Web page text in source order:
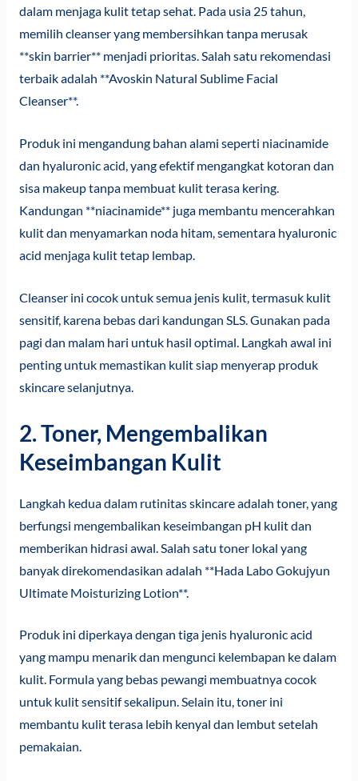
dalam menjaga kulit tetap sehat. Pada usia 25 tahun,
memilih cleanser yang membersihkan tanpa merusak
**skin barrier** menjadi prioritas. Salah satu rekomendasi
terbaik adalah **Avoskin Natural Sublime Facial
Cleanser**.
Produk ini mengandung bahan alami seperti niacinamide
dan hyaluronic acid, yang efektif mengangkat kotoran dan
sisa makeup tanpa membuat kulit terasa kering.
Kandungan **niacinamide** juga membantu mencerahkan
kulit dan menyamarkan noda hitam, sementara hyaluronic
acid menjaga kulit tetap lembap.
Cleanser ini cocok untuk semua jenis kulit, termasuk kulit
sensitif, karena bebas dari kandungan SLS. Gunakan pada
pagi dan malam hari untuk hasil optimal. Langkah awal ini
penting untuk memastikan kulit siap menyerap produk
skincare selanjutnya.
2. Toner, Mengembalikan
Keseimbangan Kulit
Langkah kedua dalam rutinitas skincare adalah toner, yang
berfungsi mengembalikan keseimbangan pH kulit dan
memberikan hidrasi awal. Salah satu toner lokal yang
banyak direkomendasikan adalah **Hada Labo Gokujyun
Ultimate Moisturizing Lotion**.
Produk ini diperkaya dengan tiga jenis hyaluronic acid
yang mampu menarik dan mengunci kelembapan ke dalam
kulit. Formula yang bebas pewangi membuatnya cocok
untuk kulit sensitif sekalipun. Selain itu, toner ini
membantu kulit terasa lebih kenyal dan lembut setelah
pemakaian.